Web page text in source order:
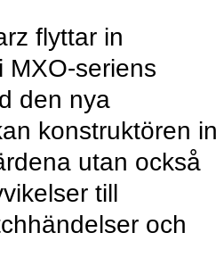
flyttar in
MXO-seriens
den nya
konstruktören
utan också
till
och